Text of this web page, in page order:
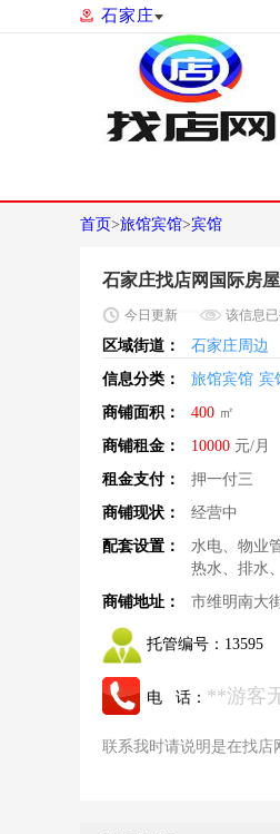
石家庄
首页>旅馆宾馆>宾馆
石家庄找店网国际房
今日 更新 该信息
区域街道：
石家庄周边
信息分类：
旅馆宾馆 宾
商铺面积：
400 ㎡
商铺租金：
10000 元/月
租金支付：
押一付三
商铺现状：
经营中
配套设置：
水电、物业
热水、排水
商铺地址：
市维明南大
托管编号： 13595
电 话： **游客
联系我时请说明是在找店